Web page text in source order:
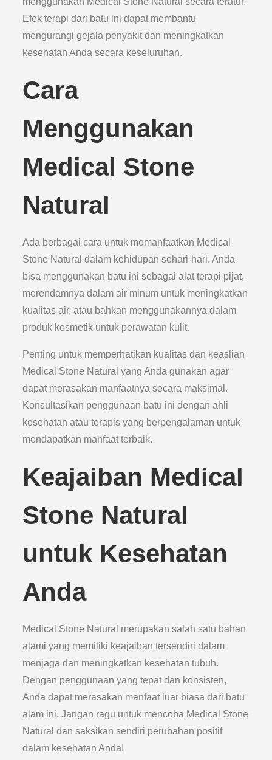
Efek terapi dari batu ini dapat membantu
mengurangi gejala penyakit dan meningkatkan
kesehatan Anda secara keseluruhan.
Cara
Menggunakan
Medical Stone
Natural
Ada berbagai cara untuk memanfaatkan Medical
Stone Natural dalam kehidupan sehari-hari. Anda
bisa menggunakan batu ini sebagai alat terapi pijat,
merendamnya dalam air minum untuk meningkatkan
kualitas air, atau bahkan menggunakannya dalam
produk kosmetik untuk perawatan kulit.
Penting untuk memperhatikan kualitas dan keaslian
Medical Stone Natural yang Anda gunakan agar
dapat merasakan manfaatnya secara maksimal.
Konsultasikan penggunaan batu ini dengan ahli
kesehatan atau terapis yang berpengalaman untuk
mendapatkan manfaat terbaik.
Keajaiban Medical
Stone Natural
untuk Kesehatan
Anda
Medical Stone Natural merupakan salah satu bahan
alami yang memiliki keajaiban tersendiri dalam
menjaga dan meningkatkan kesehatan tubuh.
Dengan penggunaan yang tepat dan konsisten,
Anda dapat merasakan manfaat luar biasa dari batu
alam ini. Jangan ragu untuk mencoba Medical Stone
Natural dan saksikan sendiri perubahan positif
dalam kesehatan Anda!